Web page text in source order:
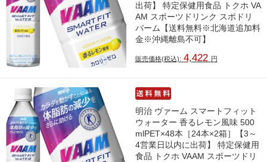
出荷】 特定保健用食品 トクホ VA
AM スポーツドリンク スポドリ
バーム【送料無料※北海道追加料
金※沖縄離島不可】
販売価格(税込): 4,422 円
明治 ヴァーム スマートフィット
ウォーター 香るレモン風味 500
mlPET×48本［24本×2箱］【3～
4営業日以内に出荷】 特定保健用
食品 トクホ VAAM スポーツドリ